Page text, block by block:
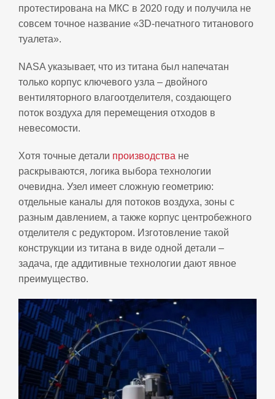
протестирована на МКС в 2020 году и получила не
совсем точное название «3D‑печатного титанового
туалета».
NASA указывает, что из титана был напечатан
только корпус ключевого узла – двойного
вентиляторного влагоотделителя, создающего
поток воздуха для перемещения отходов в
невесомости.
Хотя точные детали производства не
раскрываются, логика выбора технологии
очевидна. Узел имеет сложную геометрию:
отдельные каналы для потоков воздуха, зоны с
разным давлением, а также корпус центробежного
отделителя с редуктором. Изготовление такой
конструкции из титана в виде одной детали –
задача, где аддитивные технологии дают явное
преимущество.